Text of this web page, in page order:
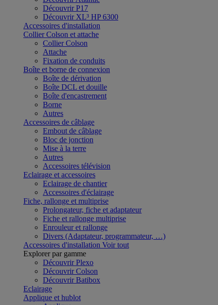
Découvrir P17
Découvrir XL³ HP 6300
Accessoires d'installation
Collier Colson et attache
Collier Colson
Attache
Fixation de conduits
Boîte et borne de connexion
Boîte de dérivation
Boîte DCL et douille
Boîte d'encastrement
Borne
Autres
Accessoires de câblage
Embout de câblage
Bloc de jonction
Mise à la terre
Autres
Accessoires télévision
Eclairage et accessoires
Eclairage de chantier
Accessoires d'éclairage
Fiche, rallonge et multiprise
Prolongateur, fiche et adaptateur
Fiche et rallonge multiprise
Enrouleur et rallonge
Divers (Adaptateur, programmateur, …)
Accessoires d'installation Voir tout
Explorer par gamme
Découvrir Plexo
Découvrir Colson
Découvrir Batibox
Eclairage
Applique et hublot